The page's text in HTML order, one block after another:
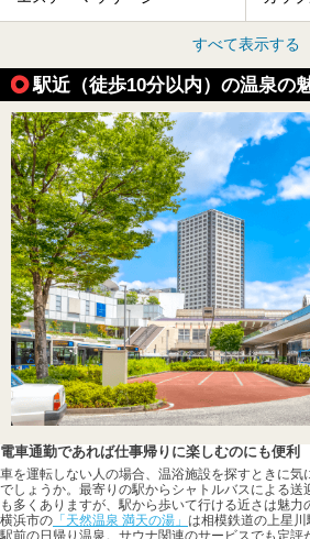
すべて表示する
駅近（徒歩10分以内）の温泉の
電車通勤であれば仕事帰りに楽しむのにも便利
車を運転しない人の場合、温浴施設を探すときに気
でしょうか。最寄りの駅からシャトルバスによる送
も多くありますが、駅から歩いて行ける近さは魅力
横浜市の 「天然温泉 満天の湯」 は相模鉄道の上星